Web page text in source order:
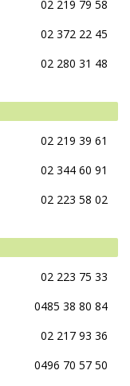
02 219 79 58
02 372 22 45
02 280 31 48
02 219 39 61
02 344 60 91
02 223 58 02
02 223 75 33
0485 38 80 84
02 217 93 36
0496 70 57 50